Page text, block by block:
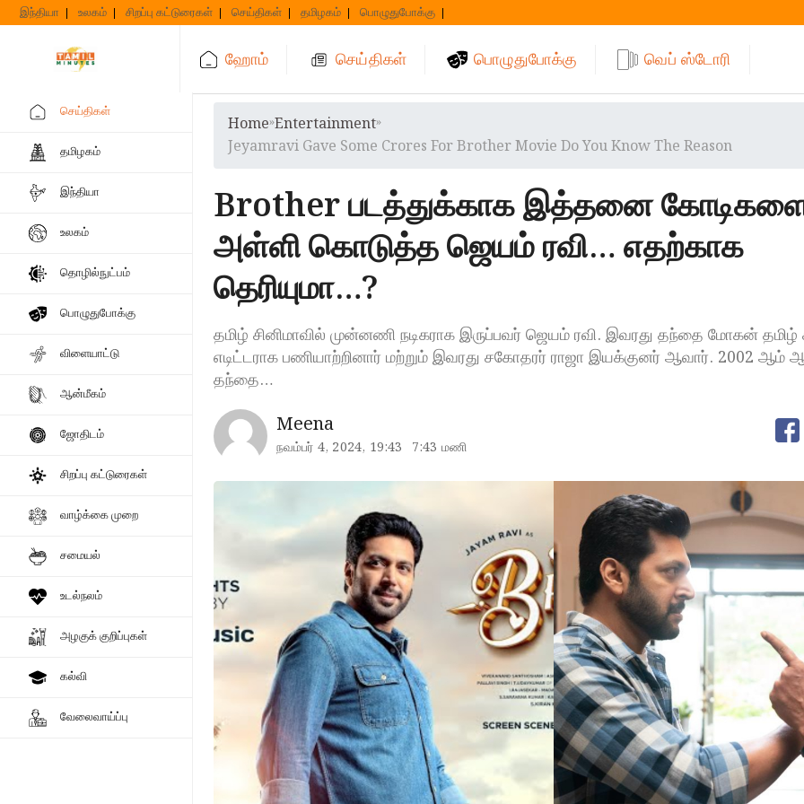
Skip
to
இந்தியா உலகம் சிறப்பு கட்டுரைகள் செய்திகள் தமிழகம் பொழுதுபோக்கு
ஹோம் செய்திகள் பொழுதுபோக்கு வெப் ஸ்டோரி
செய்திகள்
தமிழகம்
இந்தியா
உலகம்
தொழில்நுட்பம்
பொழுதுபோக்கு
விளையாட்டு
ஆன்மீகம்
ஜோதிடம்
சிறப்பு கட்டுரைகள்
வாழ்க்கை முறை
சமையல்
உடல்நலம்
அழகுக் குறிப்புகள்
கல்வி
வேலைவாய்ப்பு
Home»Entertainment»
Jeyamravi Gave Some Crores For Brother Movie Do You Know The Reason
Brother படத்துக்காக இத்தனை
அள்ளி கொடுத்த ஜெயம் ரவி… எதற்காக
தெரியுமா…?
தமிழ் சினிமாவில் முன்னணி நடிகராக இருப்பவர் ஜெயம் ரவி. இவரது தந்தை மோகன் தமிழ்
எடிட்டராக பணியாற்றினார் மற்றும் இவரது சகோதரர் ராஜா இயக்குனர் ஆவார். 2002 ஆம்
தந்தை…
Meena
நவம்பர் 4, 2024, 19:43 7:43 மணி